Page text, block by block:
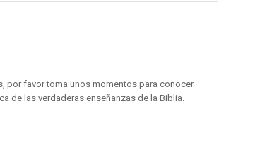
por favor toma unos momentos para conocer
de las verdaderas enseñanzas de la Biblia.